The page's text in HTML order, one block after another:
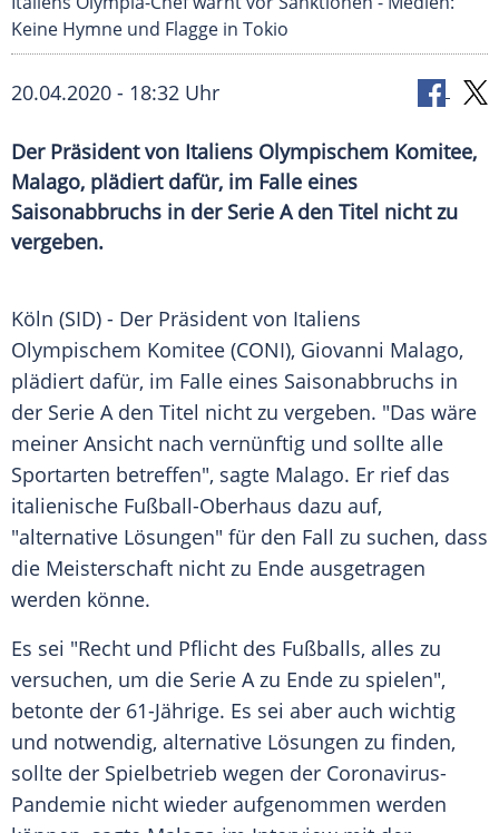
Keine Hymne und Flagge in Tokio
20.04.2020 - 18:32 Uhr
Der Präsident von Italiens Olympischem Komitee,
Malago, plädiert dafür, im Falle eines
Saisonabbruchs in der Serie A den Titel nicht zu
vergeben.
Köln (SID) - Der Präsident von Italiens
Olympischem Komitee (CONI), Giovanni Malago,
plädiert dafür, im Falle eines Saisonabbruchs in
der Serie A den Titel nicht zu vergeben. "Das wäre
meiner Ansicht nach vernünftig und sollte alle
Sportarten betreffen", sagte Malago. Er rief das
italienische Fußball-Oberhaus dazu auf,
"alternative Lösungen" für den Fall zu suchen, dass
die Meisterschaft nicht zu Ende ausgetragen
werden könne.
Es sei "Recht und Pflicht des Fußballs, alles zu
versuchen, um die Serie A zu Ende zu spielen",
betonte der 61-Jährige. Es sei aber auch wichtig
und notwendig, alternative Lösungen zu finden,
sollte der Spielbetrieb wegen der Coronavirus-
Pandemie nicht wieder aufgenommen werden